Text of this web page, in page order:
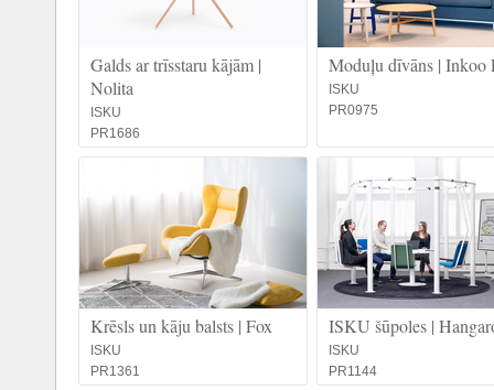
Galds ar trīsstaru kājām |
Nolita
ISKU
PR1686
Moduļu dīvāns | Inkoo
ISKU
PR0975
Krēsls un kāju balsts | Fox
ISKU
PR1361
ISKU šūpoles |
ISKU
PR1144